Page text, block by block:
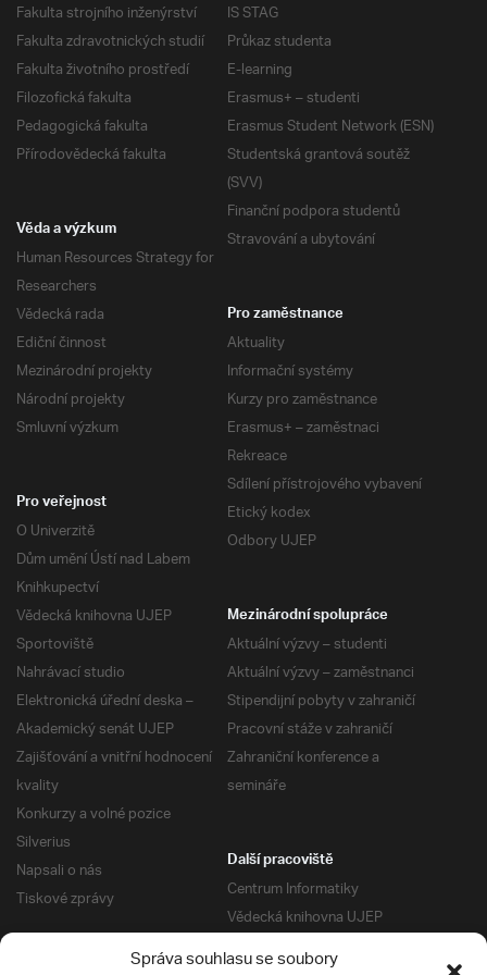
Správa souhlasu se soubory
Fakulta strojního inženýrství
Fakulta zdravotnických studií
Fakulta životního prostředí
Filozofická fakulta
Pedagogická fakulta
Přírodovědecká fakulta
IS STAG
Průkaz studenta
E-learning
Erasmus+ – studenti
Erasmus Student Network (ESN)
Studentská grantová soutěž
(SVV)
Finanční podpora studentů
Stravování a ubytování
Věda a výzkum
Human Resources Strategy for
Researchers
Vědecká rada
Ediční činnost
Mezinárodní projekty
Národní projekty
Smluvní výzkum
Pro zaměstnance
Aktuality
Informační systémy
Kurzy pro zaměstnance
Erasmus+ – zaměstnaci
Rekreace
Sdílení přístrojového vybavení
Etický kodex
Odbory UJEP
Pro veřejnost
O Univerzitě
Dům umění Ústí nad Labem
Knihkupectví
Vědecká knihovna UJEP
Sportoviště
Nahrávací studio
Elektronická úřední deska –
Akademický senát UJEP
Zajišťování a vnitřní hodnocení
kvality
Konkurzy a volné pozice
Silverius
Napsali o nás
Tiskové zprávy
Mezinárodní spolupráce
Aktuální výzvy – studenti
Aktuální výzvy – zaměstnanci
Stipendijní pobyty v zahraničí
Pracovní stáže v zahraničí
Zahraniční konference a
semináře
Další pracoviště
Centrum Informatiky
Vědecká knihovna UJEP
Správa kolejí a menz